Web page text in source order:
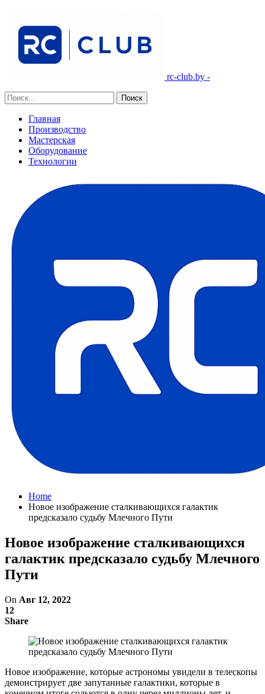
rc-club.by -
Главная
Производство
Мастерская
Оборудование
Технологии
Home
Новое изображение сталкивающихся галактик
предсказало судьбу Млечного Пути
Новое изображение сталкивающихся
галактик предсказало судьбу Млечного
Пути
On Авг 12, 2022
12
Share
Новое изображение, которые астрономы увидели в телескопы
демонстрирует две запутанные галактики, которые в